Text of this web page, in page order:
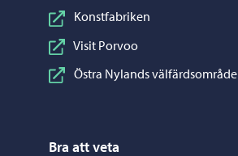
Konstfabriken
Visit Porvoo
Östra Nylands välfärdsområde
Bra att veta